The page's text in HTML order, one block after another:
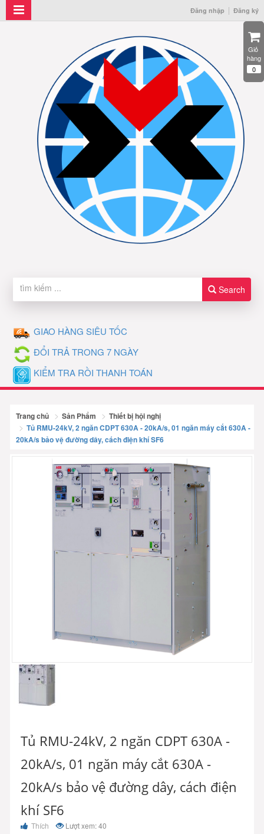
Đăng nhập Đăng ký
Search
GIAO HÀNG SIÊU TỐC
ĐỔI TRẢ TRONG 7 NGÀY
KIỂM TRA RỒI THANH TOÁN
Trang chủ Sản Phẩm
Thiết bị hội nghị
Tủ RMU-24kV, 2 ngăn CDPT 630A - 20kA/s, 01 ngăn máy cắt 630A -
20kA/s bảo vệ đường dây, cách điện khí SF6
Tủ RMU-24kV, 2 ngăn CDPT 630A -
20kA/s, 01 ngăn máy cắt 630A -
20kA/s bảo vệ đường dây, cách điện
khí SF6
Thích Lượt xem: 40
Giỏ
hàng
0